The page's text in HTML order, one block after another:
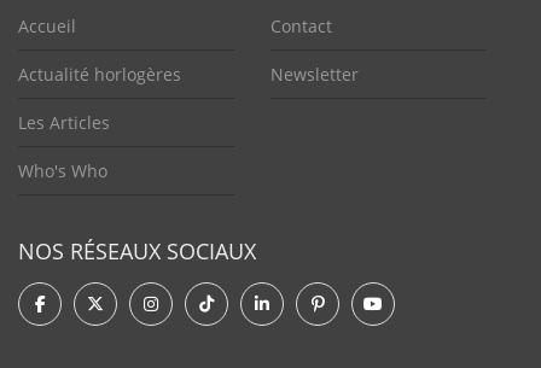
Accueil
Actualité horlogères
Les Articles
Who's Who
Contact
Newsletter
NOS RÉSEAUX SOCIAUX